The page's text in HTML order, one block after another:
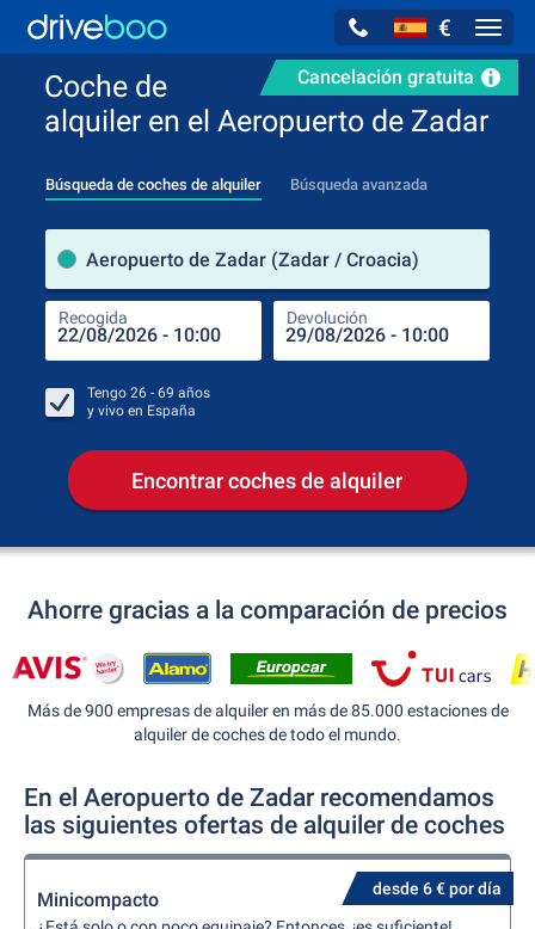
€
Cancelación gratuita
Coche de
alquiler en el Aeropuerto de Zadar
Búsqueda de coches de alquiler Búsqueda avanzada
Aeropuerto de Zadar (Zadar / Croacia)
Recogida Devolución
Tengo 26 - 69 años
y vivo en España
Encontrar coches de alquiler
Ahorre gracias a la comparación de precios
Más de 900 empresas de alquiler en más de 85.000 estaciones de
alquiler de coches de todo el mundo.
En el Aeropuerto de Zadar recomendamos
las siguientes ofertas de alquiler de coches
desde 6 € por día
Minicompacto